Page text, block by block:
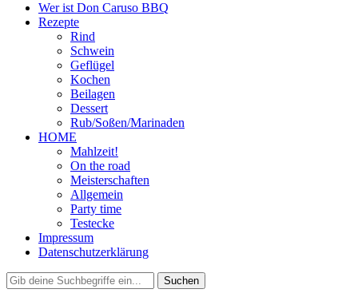
Wer ist Don Caruso BBQ
Rezepte
Rind
Schwein
Geflügel
Kochen
Beilagen
Dessert
Rub/Soßen/Marinaden
HOME
Mahlzeit!
On the road
Meisterschaften
Allgemein
Party time
Testecke
Impressum
Datenschutzerklärung